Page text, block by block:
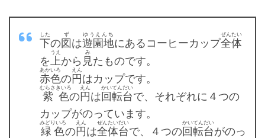
下
した
の図
ず
は遊園地
ゆうえんち
にあるコーヒーカップ全体
ぜんたい
を 上
うえ
から 見
み
たものです。
赤色
あかいろ
の円
えん
はカップです。
紫色
むらさきいろ
の円
えん
は 回転台
かいてんだい
で、それぞれに４つの
カップがのっています。
緑色
みどりいろ
の円
えん
は全体
ぜんたい
台
だい
で、４つの回転台
かいてんだい
がのっ